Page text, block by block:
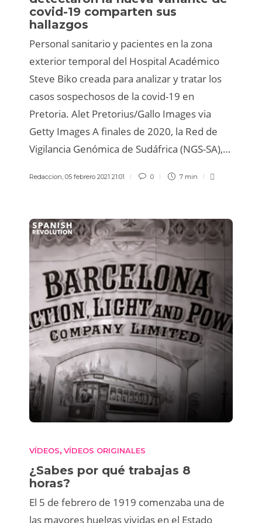
covid-19 comparten sus
hallazgos
Personal sanitario y pacientes en la zona
exterior temporal del Hospital Académico
Steve Biko creada para analizar y tratar los
casos sospechosos de la covid-19 en
Pretoria. Alet Pretorius/Gallo Images via
Getty Images A finales de 2020, la Red de
Vigilancia Genómica de Sudáfrica (NGS-SA),…
Redaccion 05 febrero 2021 21:01 0 7 min
VÍDEOS, VÍDEOS ORIGINALES
¿Sabes por qué trabajas 8
horas?
El 5 de febrero de 1919 comenzaba una de
las mayores huelgas vividas en el Estado